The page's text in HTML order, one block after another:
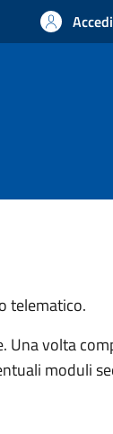
telematico.
Una volta
moduli